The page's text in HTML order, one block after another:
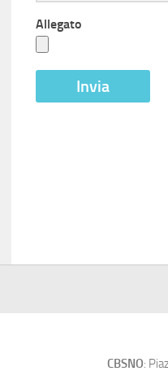
Allegato
CBSNO: